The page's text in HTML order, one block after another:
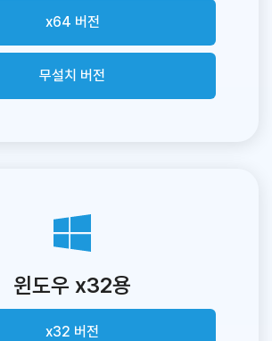
x64 버전
무설치 버전
윈도우 x32용
x32 버전